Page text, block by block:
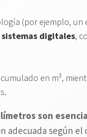
(por ejemplo,
digitales,
en m³,
son
adecuada según